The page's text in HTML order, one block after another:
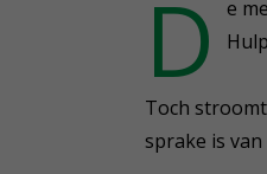
D
e
Toch
sprake is